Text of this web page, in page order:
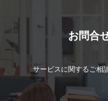
お問合
サービスに関するご相